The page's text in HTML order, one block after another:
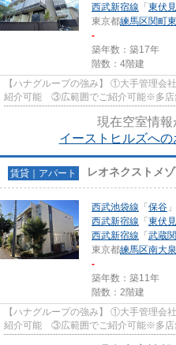
西武新宿線 「 東伏見
東京都練馬区関町東
-
築年数：築17年
階数：4階建
【ハナグループの強み】 ①大手管理
紹介可能 ③広範囲でご紹介可能※多
現在空室情報
イーストヒルズへ
賃貸｜アパート レオネクストメ
西武池袋線 「 保谷
西武新宿線 「 東伏見
西武新宿線 「 武蔵関
東京都練馬区南大泉
-
築年数：築11年
階数：2階建
【ハナグループの強み】 ①大手管理
紹介可能 ③広範囲でご紹介可能※多